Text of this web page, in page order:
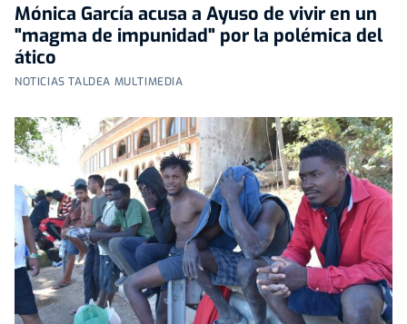
Mónica García acusa a Ayuso de vivir en un
"magma de impunidad" por la polémica del
ático
NOTICIAS TALDEA MULTIMEDIA